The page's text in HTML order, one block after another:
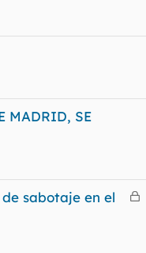
MADRID, SE
C
sabotaje en el